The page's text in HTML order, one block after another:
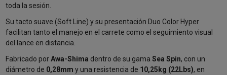
toda la sesión.
Su tacto suave (Soft Line) y su presentación Duo Color Hyper
facilitan tanto el manejo en el carrete como el seguimiento visual
del lance en distancia.
Fabricado porAwa-Shima dentro de su gama Sea Spin, con un
diámetro de 0,28mm y una resistencia de 10,25kg (22Lbs), en